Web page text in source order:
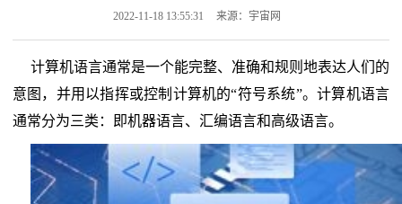
2022-11-18 13:55:31 来源：宇宙网
计算机语言通常是一个能完整、准确和规则地表达人们的
意图，并用以指挥或控制计算机的“符号系统”。计算机语言
通常分为三类：即机器语言、汇编语言和高级语言。